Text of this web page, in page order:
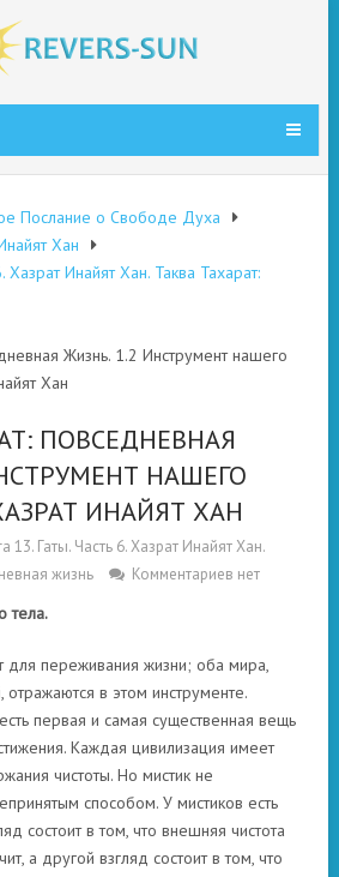
Послание о Свободе Духа
Хан
Хазрат Инайят Хан. Таква Тахарат:
Жизнь. 1.2 Инструмент нашего
Хан
ПОВСЕДНЕВНАЯ
НАШЕГО
ИНАЙЯТ ХАН
13. Гаты. Часть 6. Хазрат Инайят Хан.
жизнь
Комментариев нет
тела.
для переживания жизни; оба мира,
в этом инструменте.
первая и самая существенная вещь
Каждая цивилизация имеет
чистоты. Но мистик не
способом. У мистиков есть
состоит в том, что внешняя чистота
а другой взгляд состоит в том, что